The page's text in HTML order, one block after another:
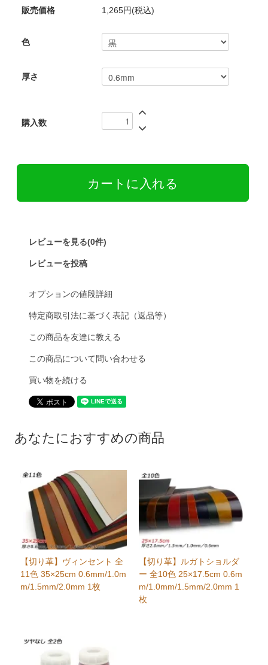
販売価格 1,265円(税込)
色
厚さ
購入数
レビューを見る(0件)
レビューを投稿
オプションの値段詳細
特定商取引法に基づく表記（返品等）
この商品を友達に教える
この商品について問い合わせる
買い物を続ける
あなたにおすすめの商品
【切り革】ヴィンセント 全
11色 35×25cm 0.6mm/1.0m
m/1.5mm/2.0mm 1枚
【切り革】ルガトショルダ
ー 全10色 25×17.5cm 0.6m
m/1.0mm/1.5mm/2.0mm 1
枚